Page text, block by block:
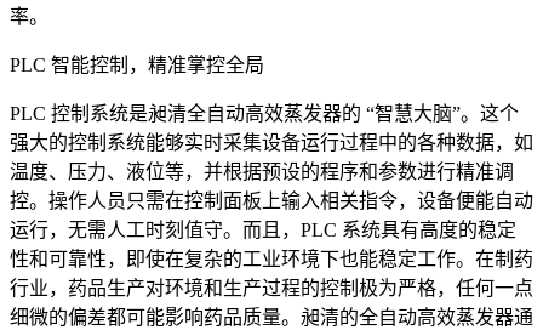
率。
PLC 智能控制，精准掌控全局
PLC 控制系统是昶清全自动高效蒸发器的 “智慧大脑”。这个
强大的控制系统能够实时采集设备运行过程中的各种数据，如
温度、压力、液位等，并根据预设的程序和参数进行精准调
控。操作人员只需在控制面板上输入相关指令，设备便能自动
运行，无需人工时刻值守。而且，PLC 系统具有高度的稳定
性和可靠性，即使在复杂的工业环境下也能稳定工作。在制药
行业，药品生产对环境和生产过程的控制极为严格，任何一点
细微的偏差都可能影响药品质量。昶清的全自动高效蒸发器通